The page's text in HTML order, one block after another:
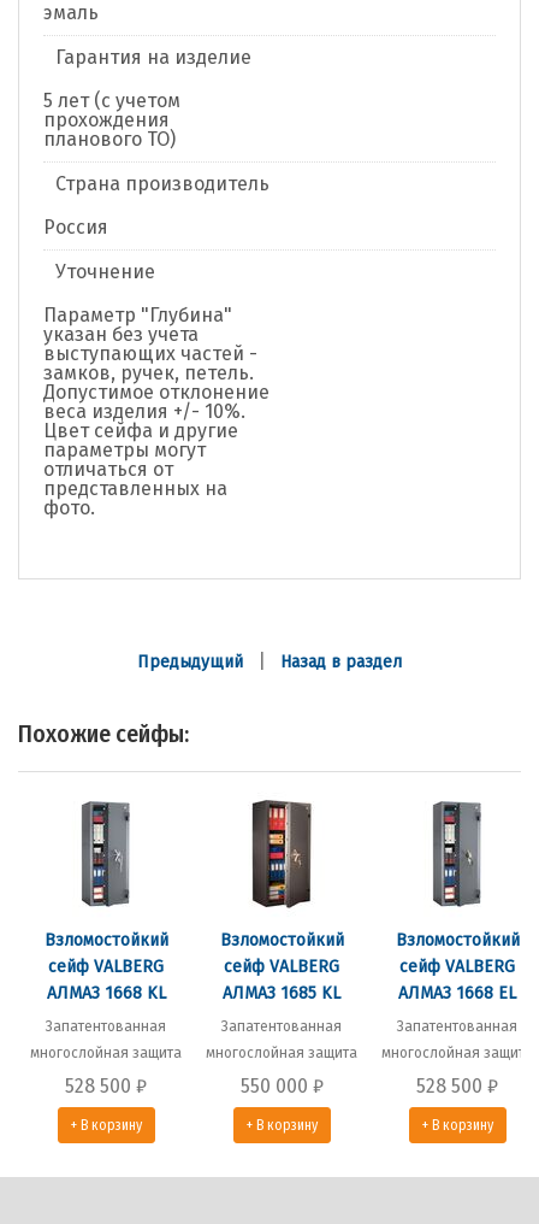
эмаль
Гарантия на изделие
5 лет (с учетом
прохождения
планового ТО)
Страна производитель
Россия
Уточнение
Параметр "Глубина"
указан без учета
выступающих частей -
замков, ручек, петель.
Допустимое отклонение
веса изделия +/- 10%.
Цвет сейфа и другие
параметры могут
отличаться от
представленных на
фото.
Предыдущий Назад в раздел
Похожие сейфы:
Взломостойкий
сейф VALBERG
АЛМАЗ 1668 KL
Запатентованная
многослойная защита
528 500 ₽
+ В корзину
Взломостойкий
сейф VALBERG
АЛМАЗ 1685 KL
Запатентованная
многослойная защита
550 000 ₽
+ В корзину
Взломостойкий
сейф VALBERG
АЛМАЗ 1668 EL
Запатентованная
многослойная защита
528 500 ₽
+ В корзину